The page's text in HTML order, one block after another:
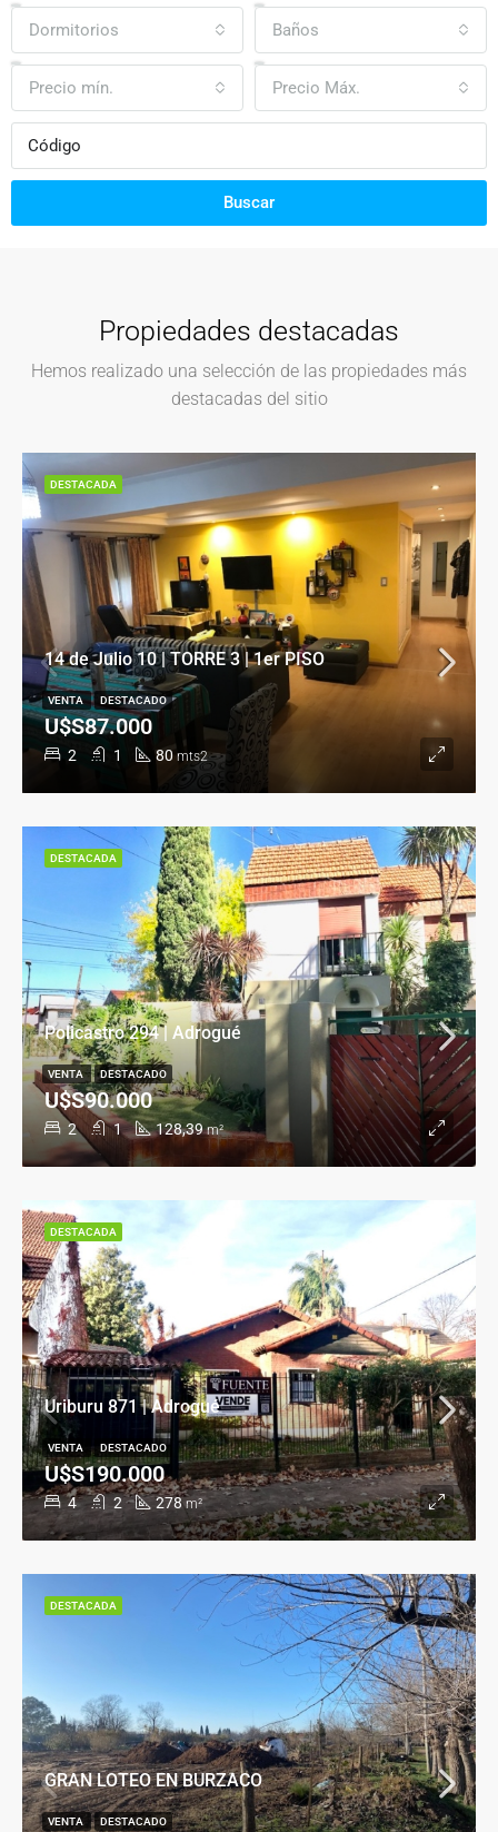
Dormitorios Baños
Precio mín. Precio Máx.
Buscar
Propiedades destacadas
Hemos realizado una selección de las propiedades más
destacadas del sitio
14 de Julio 10 | TORRE 3 | 1er PISO
2 1 80 mts2
U$S87.000
VENTA DESTACADO
DESTACADA
Policastro 294 | Adrogué
2 1 128,39 m²
U$S90.000
VENTA DESTACADO
DESTACADA
Uriburu 871 | Adrogué
4 2 278 m²
U$S190.000
VENTA DESTACADO
DESTACADA
GRAN LOTEO EN BURZACO
VENTA DESTACADO
DESTACADA